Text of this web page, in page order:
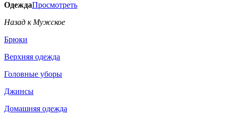
ОдеждаПросмотреть
Назад к Мужское
Брюки
Верхняя одежда
Головные уборы
Джинсы
Домашняя одежда